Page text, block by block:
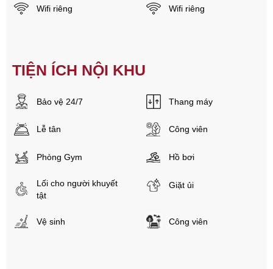
Wifi riêng Wifi riêng
TIỆN ÍCH NỘI KHU
Bảo vệ 24/7 Thang máy
Lễ tân Công viên
Phòng Gym Hồ bơi
Lối cho người khuyết
tật
Giặt ủi
Vệ sinh Công viên